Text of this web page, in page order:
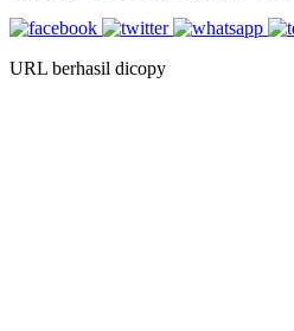
URL berhasil dicopy